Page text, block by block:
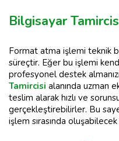
Bilgisayar
Format atma işlemi teknik
süreçtir. Eğer bu işlemi
profesyonel destek
Tamircisi alanında uzman
teslim alarak hızlı ve
gerçekleştirebilirler. Bu
işlem sırasında